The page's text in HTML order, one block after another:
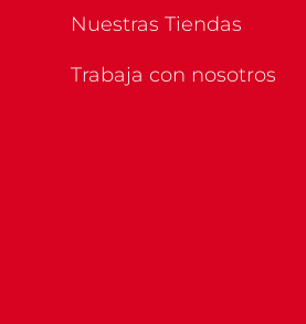
Nuestras Tiendas
Trabaja con nosotros